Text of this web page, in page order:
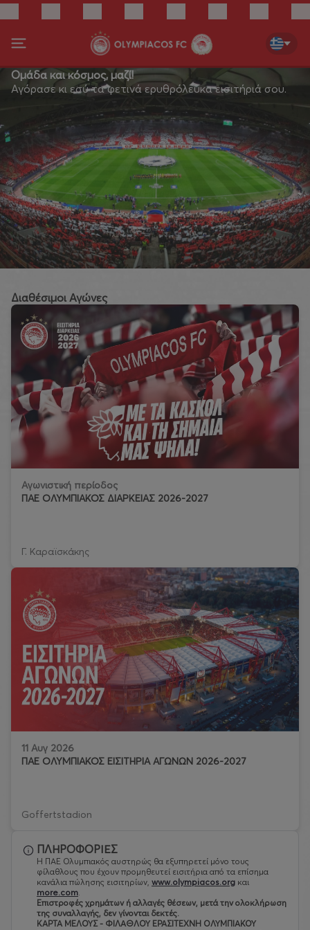
Ομάδα και κόσμος, μαζί!
Αγόρασε κι εσύ τα φετινά ερυθρόλευκα εισιτήριά σου.
Διαθέσιμοι Αγώνες
Αγωνιστική περίοδος
ΠΑΕ ΟΛΥΜΠΙΑΚΟΣ ΔΙΑΡΚΕΙΑΣ 2026-2027
Γ. Καραϊσκάκης
11 Αυγ 2026
ΠΑΕ ΟΛΥΜΠΙΑΚΟΣ ΕΙΣΙΤΗΡΙΑ ΑΓΩΝΩΝ 2026-2027
Goffertstadion
ΠΛΗΡΟΦΟΡΙΕΣ
Η ΠΑΕ Ολυμπιακός αυστηρώς θα εξυπηρετεί μόνο τους
φίλαθλους που έχουν προμηθευτεί εισιτήρια από τα επίσημα
κανάλια πώλησης εισιτηρίων, www.olympiacos.org και
more.com.
Eπιστροφές χρημάτων ή αλλαγές θέσεων, μετά την ολοκλήρωση
της συναλλαγής, δεν γίνονται δεκτές.
ΚΑΡΤΑ ΜΕΛΟΥΣ - ΦΙΛΑΘΛΟΥ ΕΡΑΣΙΤΕΧΝΗ ΟΛΥΜΠΙΑΚΟΥ